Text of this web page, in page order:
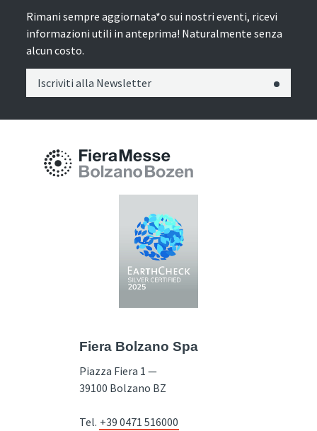
Rimani sempre aggiornata*o sui nostri eventi, ricevi
informazioni utili in anteprima! Naturalmente senza
alcun costo.
Iscriviti alla Newsletter
Fiera Bolzano Spa
Piazza Fiera 1 —
39100 Bolzano BZ
Tel. +39 0471 516000